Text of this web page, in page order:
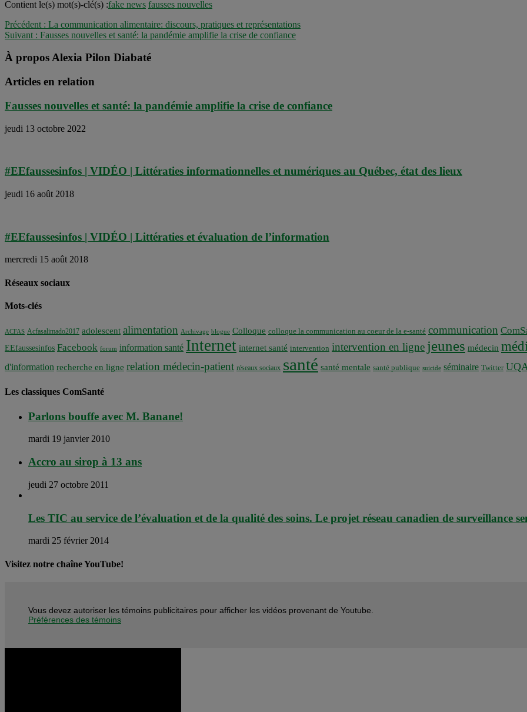
Contient le(s) mot(s)-clé(s) :fake news fausses nouvelles
Précédent : La communication alimentaire: discours, pratiques et représentations
Suivant : Fausses nouvelles et santé: la pandémie amplifie la crise de confiance
À propos Alexia Pilon Diabaté
Articles en relation
Fausses nouvelles et santé: la pandémie amplifie la crise de confiance
jeudi 13 octobre 2022
#EEfaussesinfos | VIDÉO | Littératies informationnelles et numériques au Québec, état des lieux
jeudi 16 août 2018
#EEfaussesinfos | VIDÉO | Littératies et évaluation de l’information
mercredi 15 août 2018
Réseaux sociaux
Mots-clés
ACFAS Acfasalimado2017 adolescent alimentation Archivage blogue Colloque colloque la communication au coeur de la e-santé communication
EEfaussesinfos Facebook forum information santé Internet internet santé intervention intervention en ligne jeunes médecin
d'information recherche en ligne relation médecin-patient réseaux sociaux santé santé mentale santé publique suicide séminaire Twitter
Les classiques ComSanté
Parlons bouffe avec M. Banane!
mardi 19 janvier 2010
Accro au sirop à 13 ans
jeudi 27 octobre 2011
Les TIC au service de l’évaluation et de la qualité des soins. Le projet réseau canadien de surveillance
mardi 25 février 2014
Visitez notre chaîne YouTube!
Vous devez autoriser les témoins publicitaires pour afficher les vidéos provenant de Youtube.
Préférences des témoins